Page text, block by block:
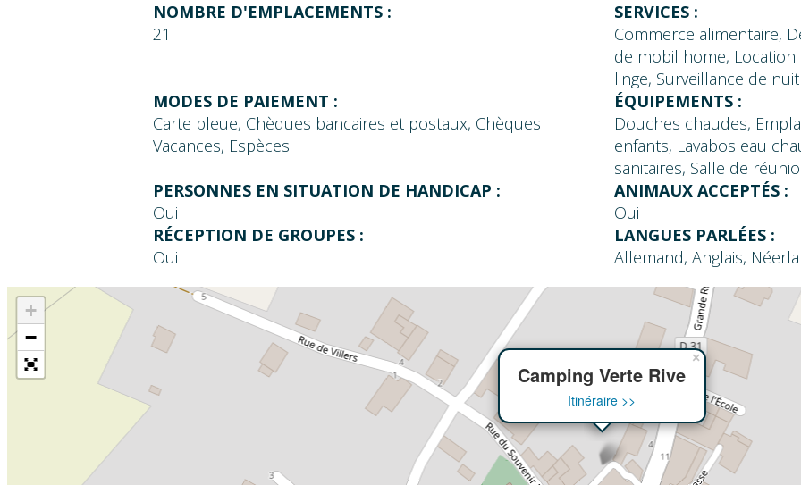
location de mobil-
Location de canoë-
également vous
snack-bar : le Pic-
également de déguster
viennoiseries tous les
NOMBRE D'EMPLACEMENTS :
21
SERVICES :
Commerce alimentaire,
de mobil home, Location
linge, Surveillance de nuit
MODES DE PAIEMENT :
Carte bleue, Chèques bancaires et postaux, Chèques
Vacances, Espèces
ÉQUIPEMENTS :
Douches chaudes,
enfants, Lavabos eau
sanitaires, Salle de
PERSONNES EN SITUATION DE HANDICAP :
Oui
ANIMAUX ACCEPTÉS :
Oui
RÉCEPTION DE GROUPES :
Oui
LANGUES PARLÉES :
Allemand, Anglais,
Camping Verte Rive
Itinéraire >>
×
+
−